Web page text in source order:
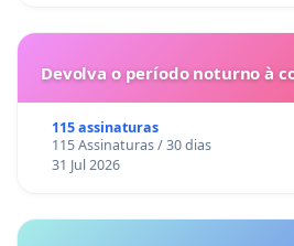
Devolva o período noturno à
115 assinaturas
115 Assinaturas / 30 dias
31 Jul 2026